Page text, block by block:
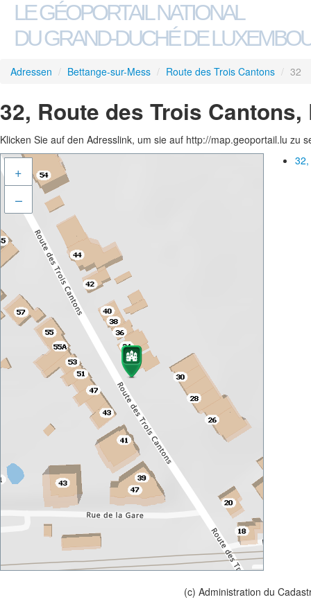
LE GÉOPORTAIL NATIONAL
DU GRAND-DUCHÉ DE
Adressen / Bettange-sur-Mess / Route des Trois Cantons / 32
32, Route des Trois
Klicken Sie auf den Adresslink, um sie auf http://map.geoportail.lu zu
+
–
(c) Administration du